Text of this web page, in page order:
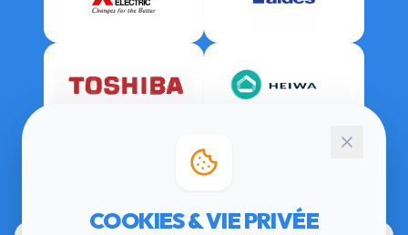
COOKIES & VIE PRIVÉE